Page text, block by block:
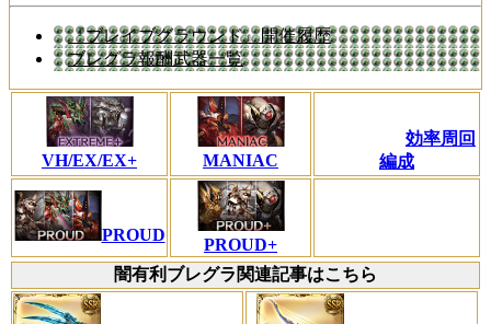
『ブレイブグラウンド』開催履歴
ブレグラ報酬武器一覧
VH/EX/EX+ MANIAC
効率周回
編成
PROUD
PROUD+
闇有利ブレグラ関連記事はこちら